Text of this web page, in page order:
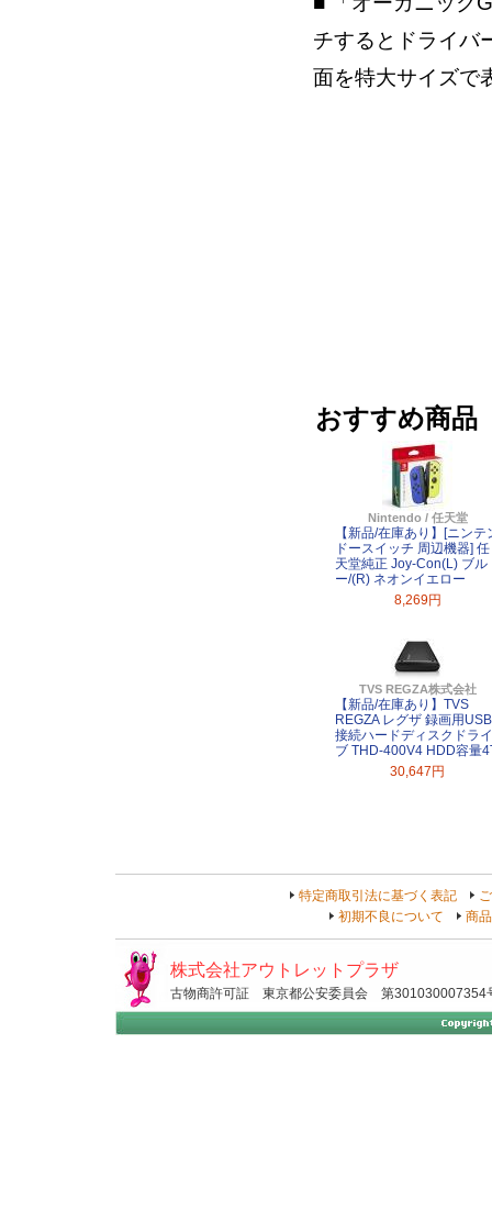
チするとドライバ
面を特大サイズで
おすすめ商品
Nintendo / 任天堂
【新品/在庫あり】[ニンテ
ドースイッチ 周辺機器] 任
天堂純正 Joy-Con(L) ブル
ー/(R) ネオンイエロー
8,269円
TVS REGZA株式会社
【新品/在庫あり】TVS
REGZA レグザ 録画用USB
接続ハードディスクドライ
ブ THD-400V4 HDD容量
30,647円
特定商取引法に基づく表記
初期不良について
商
株式会社アウトレットプラザ
古物商許可証 東京都公安委員会 第301030007354